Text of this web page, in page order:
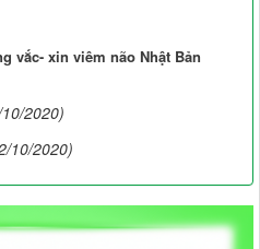
vắc- xin viêm não Nhật Bản
2020)
10/2020)